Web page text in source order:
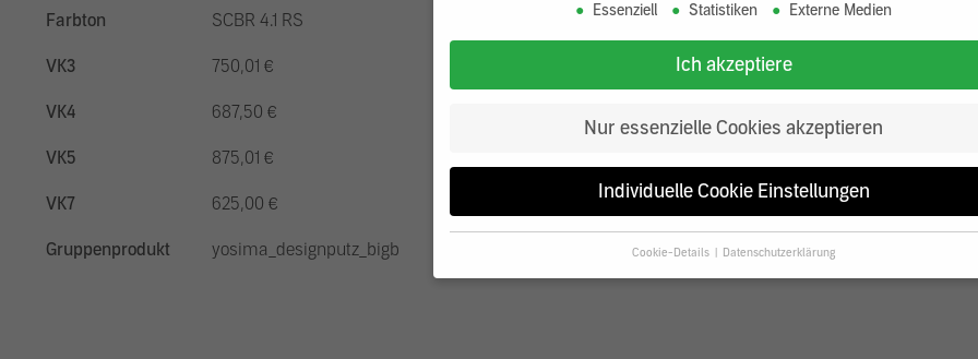
Farbton
SCBR 4.1 RS
VK3 750,01 €
VK4 687,50 €
VK5 875,01 €
VK7 625,00 €
Gruppenprodukt yosima_designputz_bigb
Essenziell
Statistiken Externe Medien
Ich akzeptiere
Nur essenzielle Cookies akzeptieren
Individuelle Cookie Einstellungen
Cookie-Details Datenschutzerklärung
Datenschutzeinstellungen